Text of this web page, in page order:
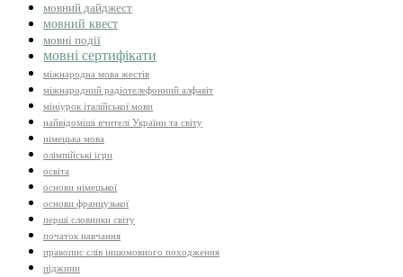
мовний дайджест
мовний квест
мовні події
мовні сертифікати
міжнародна мова жестів
міжнародний радіотелефонний алфавіт
мініурок італійської мови
найвідоміші вчителі України та світу
німецька мова
олімпійські ігри
освіта
основи німецької
основи французької
перші словники світу
початок навчання
правопис слів іншомовного походження
піджини